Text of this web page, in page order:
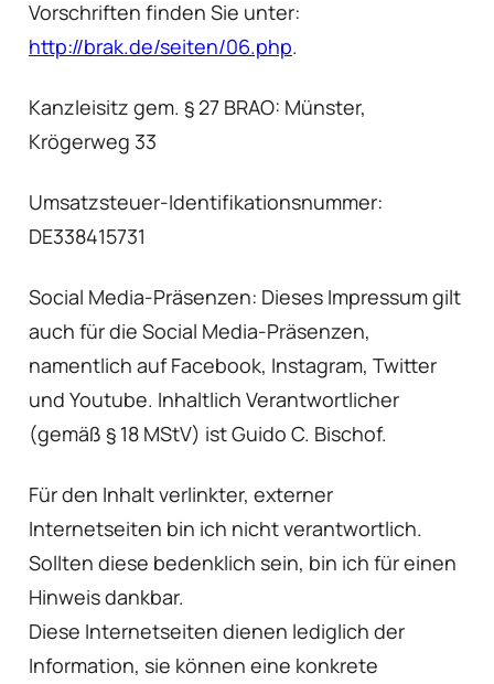
Vorschriften finden Sie unter:
http://brak.de/seiten/06.php.
Kanzleisitz gem. § 27 BRAO: Münster,
Krögerweg 33
Umsatzsteuer-Identifikationsnummer:
DE338415731
Social Media-Präsenzen: Dieses Impressum gilt
auch für die Social Media-Präsenzen,
namentlich auf Facebook, Instagram, Twitter
und Youtube. Inhaltlich Verantwortlicher
(gemäß § 18 MStV) ist Guido C. Bischof.
Für den Inhalt verlinkter, externer
Internetseiten bin ich nicht verantwortlich.
Sollten diese bedenklich sein, bin ich für einen
Hinweis dankbar.
Diese Internetseiten dienen lediglich der
Information, sie können eine konkrete